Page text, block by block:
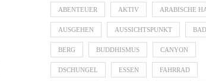
ABENTEUER AKTIV ARABISCHE
AUSGEHEN AUSSICHTSPUNKT
BERG BUDDHISMUS CANYON
DSCHUNGEL ESSEN FAHRRAD